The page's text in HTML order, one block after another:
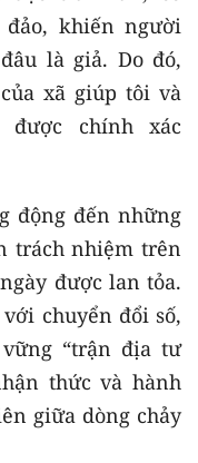
khiến người
là giả. Do đó,
xã giúp tôi và
chính xác
động đến những
trách nhiệm trên
được lan tỏa.
chuyển đổi số,
“trận địa tư
thức và hành
giữa dòng chảy